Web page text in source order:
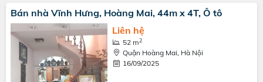
Bán nhà Vĩnh Hưng, Hoàng Mai, 44m x 4T, Ô tô
Liên hệ
52 m2
Quận Hoàng Mai, Hà Nội
16/09/2025